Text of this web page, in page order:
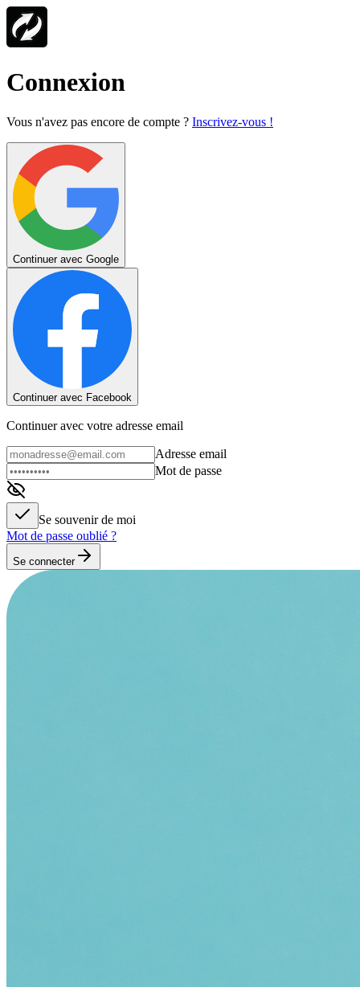
Connexion
Vous n'avez pas encore de compte ? Inscrivez-vous !
Continuer avec Google
Continuer avec Facebook
Continuer avec votre adresse email
Adresse email
Mot de passe
Se souvenir de moi
Mot de passe oublié ?
Se connecter